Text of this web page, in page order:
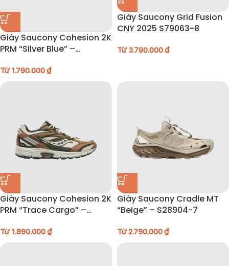
Giày Saucony Cohesion 2K
PRM “Silver Blue” –
Từ1.790.000₫
Giày Saucony Grid Fusion
CNY 2025 S79063-8
Từ3.790.000₫
Giày Saucony Cohesion 2K
PRM “Trace Cargo” –
Từ1.890.000₫
Giày Saucony Cradle MT
“Beige” – S28904-7
Từ2.790.000₫